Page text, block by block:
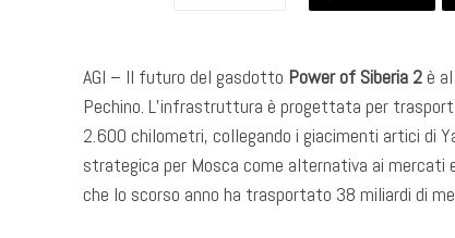
AGI – Il futuro del gasdotto Power of Siberia 2è
Pechino. L’infrastruttura è progettata per
2.600 chilometri, collegando i giacimenti artici di
strategica per Mosca come alternativa ai mercati
che lo scorso anno ha trasportato 38 miliardi di